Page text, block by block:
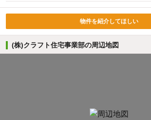
物件を紹介してほしい
(株)クラフト住宅事業部の周辺地図